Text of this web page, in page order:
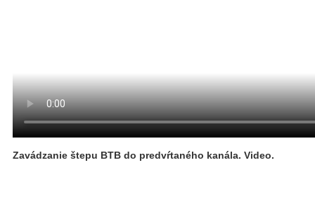
Zavádzanie štepu BTB do predvŕtaného kanála. Video.